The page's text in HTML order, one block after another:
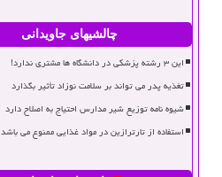
چالشیهای جاویدانی
این ۳ رشته پزشکی در دانشگاه ها مشتری ندارد!
تغذیه پدر می تواند بر سلامت نوزاد تأثیر بگذارد
شیوه نامه توزیع شیر مدارس احتیاج به اصلاح دارد
استفاده از تارترازین در مواد غذایی ممنوع می باشد